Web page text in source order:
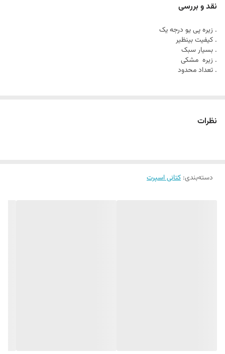
نقد و بررسی
. زیره پی یو درجه یک
. کیفیت بینظیر
. بسیار سبک
. زیره مشکی
. تعداد محدود
نظرات
دسته‌بندی: کتانی اسپرت